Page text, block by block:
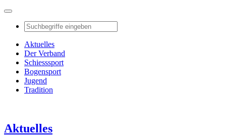
Aktuelles
Der Verband
Schiesssport
Bogensport
Jugend
Tradition
Aktuelles